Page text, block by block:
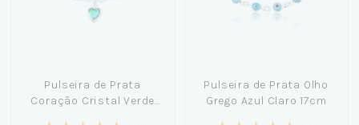
Pulseira de Prata
Coração Cristal Verde
Pulseira de Prata Olho
Grego Azul Claro 17cm